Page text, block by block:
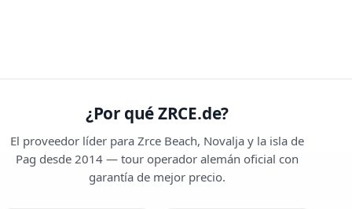
¿Por qué ZRCE.de?
El proveedor líder para Zrce Beach, Novalja y la isla de
Pag desde 2014 — tour operador alemán oficial con
garantía de mejor precio.